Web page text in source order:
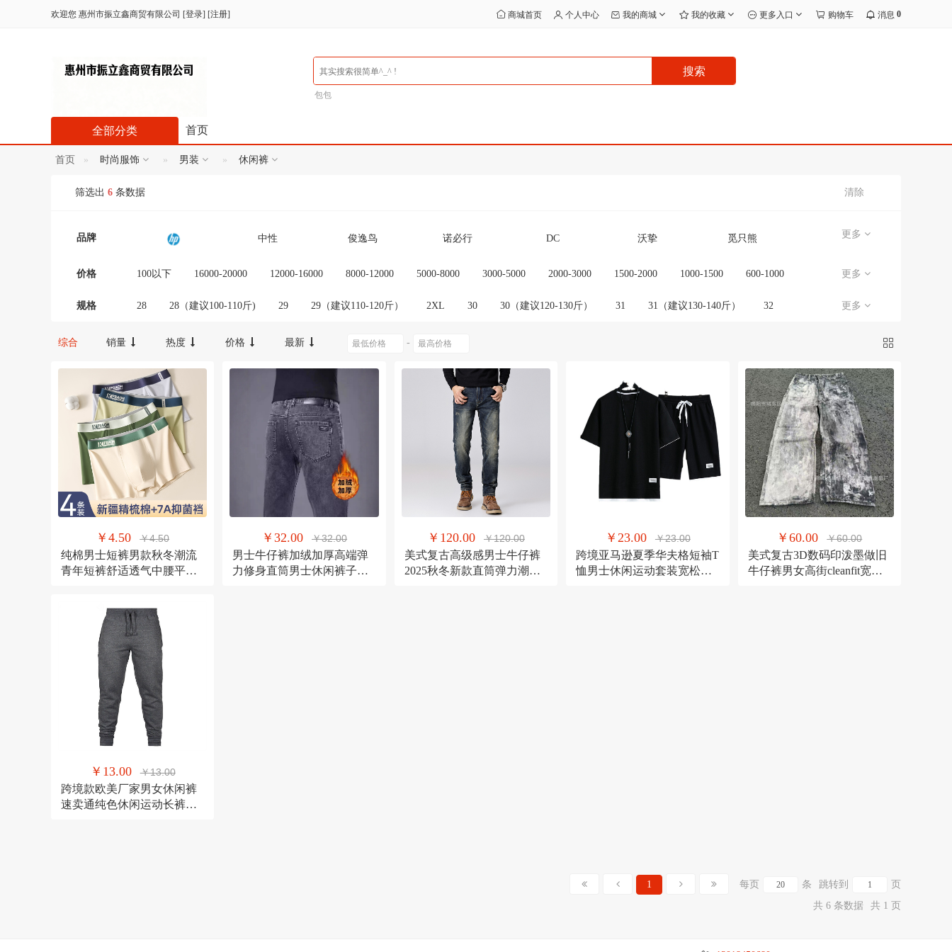
欢迎您 惠州市振立鑫商贸有限公司 [登录] [注册] 商城首页 个人中心 我的商城 我的收藏 更多入口 购物车 消息 0
搜索
包包
首页
全部分类
首页 时尚服饰 男装 休闲裤
筛选出 6 条数据 清除
品牌 中性 俊逸鸟 诺必行 DC 沃挚 觅只熊
妮小小 TF卡 Ceamere SMARE/十镁 行星达 宸效 无品牌/无注册商标
艺涧饰品 其他 未设置品牌 OEM 无 J.I.Y
宝宝咪 汉唐臻品
FX Oudiobop 乔治斑马 other/其他 集思源 银雕
卫域（数码） 梦族 MC/迈从 是
NBKEY yuncore/云联友科 汇旭 苒菊
YWBIN 和顺圣 菡儿 宏爽服饰 仙羽姿
探峰者 旗尼特 丰吉 金圣斯/kingsons 12
更多
价格 100以下 16000-20000 12000-16000 8000-12000 5000-8000 3000-5000 2000-3000 1500-2000 1000-1500 600-1000
300-600 100-300 20000以上
更多
规格 28 28（建议100-110斤) 29 29（建议110-120斤） 2XL 30 30（建议120-130斤） 31 31（建议130-140斤） 32
XXL 宝蓝色 浅灰色 浅灰黑腰边 深灰色 灰色（加绒）
灰色（常规） 绿色 蓝色 黑色（加绒）
更多
综合 销量 热度 价格 最新 -
￥4.50 ￥4.50
纯棉男士短裤男款秋冬潮流
青年短裤舒适透气中腰平角
￥32.00 ￥32.00
男士牛仔裤加绒加厚高端弹
力修身直筒男士休闲裤子潮
￥120.00 ￥120.00
美式复古高级感男士牛仔裤
2025秋冬新款直筒弹力潮牌
￥23.00 ￥23.00
跨境亚马逊夏季华夫格短袖T
恤男士休闲运动套装宽松透
￥60.00 ￥60.00
美式复古3D数码印泼墨做旧
牛仔裤男女高街cleanfit宽松
￥13.00 ￥13.00
跨境款欧美厂家男女休闲裤
速卖通纯色休闲运动长裤抓
1 每页 条 跳转到
页
共 6 条数据
共 1 页